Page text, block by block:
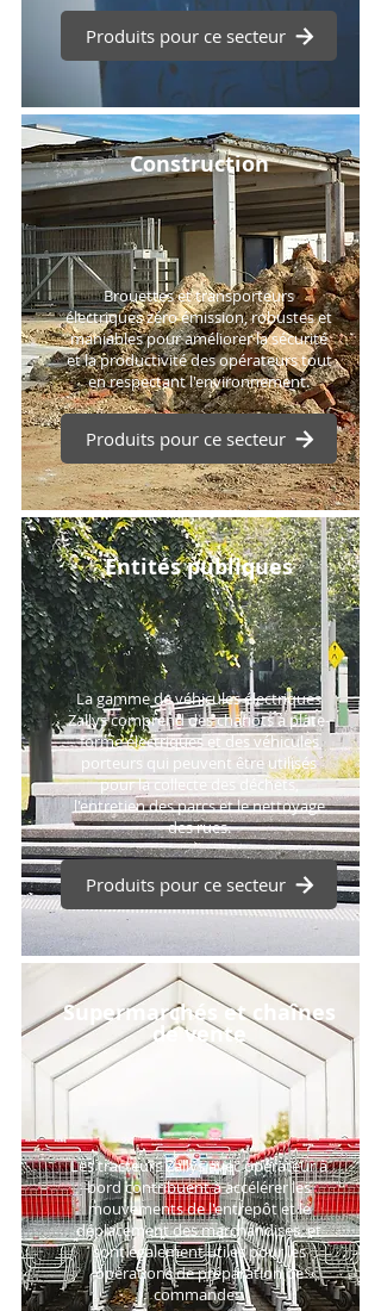
Produits pour ce secteur
Construction
Brouettes et transporteurs
électriques zéro émission, robustes et
maniables pour améliorer la sécurité
et la productivité des opérateurs tout
en respectant l'environnement.
Produits pour ce secteur
Entités publiques
La gamme de véhicules électriques
Zallys comprend des chariots à plate-
forme électriques et des véhicules
porteurs qui peuvent être utilisés
pour la collecte des déchets,
l'entretien des parcs et le nettoyage
des rues.
Produits pour ce secteur
Supermarchés et chaînes
de vente
Les tracteurs Zallys avec opérateur à
bord contribuent à accélérer les
mouvements de l'entrepôt et le
déplacement des marchandises, et
sont également utiles pour les
opérations de préparation de
commandes.